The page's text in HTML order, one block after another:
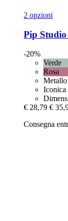
2 opzioni
Pip Studio
-20%
Verde
Rosa
Iconica
€ 28,79 €
Consegna